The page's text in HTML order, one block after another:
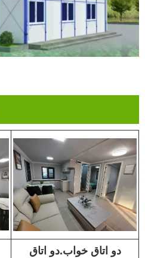
دو اتاق خواب.دو اتاق